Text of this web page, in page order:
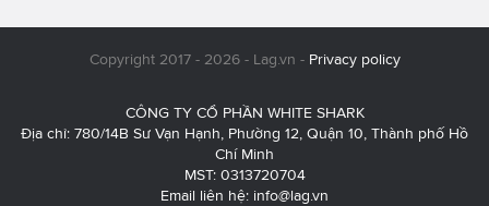
Copyright 2017 - 2026 - Lag.vn - Privacy policy
CÔNG TY CỔ PHẦN WHITE SHARK
Địa chỉ: 780/14B Sư Vạn Hạnh, Phường 12, Quận 10, Thành phố Hồ
Chí Minh
MST: 0313720704
Email liên hệ: info@lag.vn